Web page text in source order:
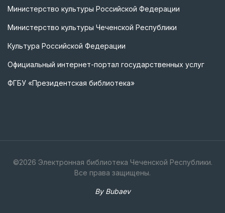
Министерство культуры Российской Федерации
Министерство культуры Чеченской Республики
Культура Российской Федерации
Официальный интернет-портал государственных услуг
ФГБУ «Президентская библиотека»
©2026 Электронная библиотека Чеченской Республики.
Все права защищены.
By Bubaev